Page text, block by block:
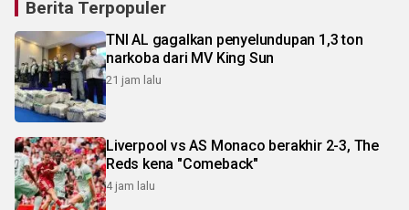
Berita Terpopuler
TNI AL gagalkan penyelundupan 1,3 ton
narkoba dari MV King Sun
21 jam lalu
Liverpool vs AS Monaco berakhir 2-3, The
Reds kena "Comeback"
4 jam lalu